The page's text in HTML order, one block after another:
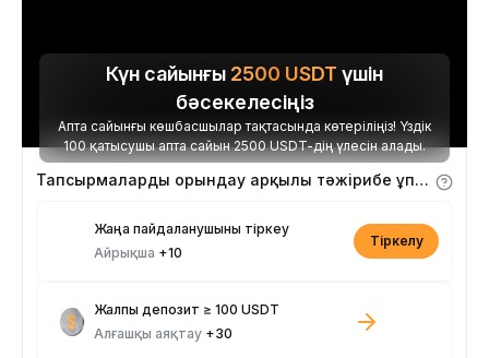
Күн сайынғы 2500 USDT үшін
бәсекелесіңіз
Апта сайынғы көшбасшылар тақтасында көтеріліңіз! Үздік
100 қатысушы апта сайын 2500 USDT-дің үлесін алады.
Тапсырмаларды орындау арқылы тәжірибе ұпайларын алыңыз
Жаңа пайдаланушыны тіркеу
Айрықша +10
Тіркелу
Жалпы депозит ≥ 100 USDT
Алғашқы аяқтау +30